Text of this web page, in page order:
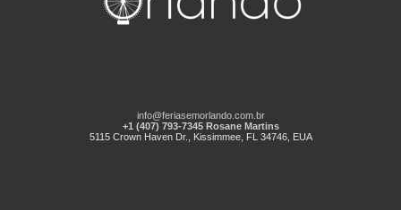
info@feriasemorlando.com.br
+1 (407) 793-7345 Rosane Martins
5115 Crown Haven Dr., Kissimmee, FL 34746, EUA